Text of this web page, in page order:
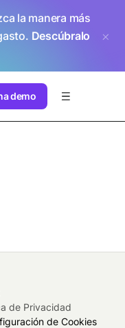
la manera más
Descúbralo
demo
de Privacidad
de Cookies